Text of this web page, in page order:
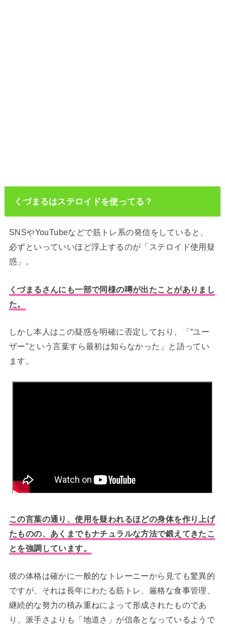
くづまるはステロイドを使ってる？
SNSやYouTubeなどで筋トレ系の発信をしていると、
必ずといっていいほど浮上するのが「ステロイド使用疑
惑」。
くづまるさんにも一部で同様の噂が出たことがありまし
た。
しかし本人はこの疑惑を明確に否定しており、「“ユー
ザー”という言葉すら最初は知らなかった」と語ってい
ます。
この言葉の通り、使用を疑われるほどの身体を作り上げ
たものの、あくまでもナチュラルな方法で鍛えてきたこ
とを強調しています。
彼の体格は確かに一般的なトレーニーから見ても驚異的
ですが、それは長年にわたる筋トレ、厳格な食事管理、
継続的な努力の積み重ねによって形成されたものであ
り、派手さよりも「地道さ」が信条となっているようで